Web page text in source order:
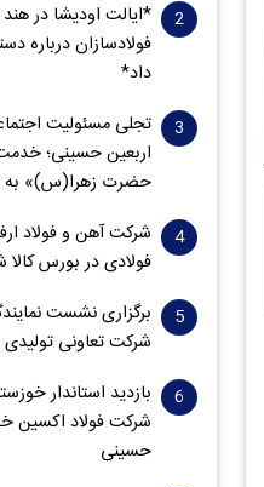
*ایالت اودیشا در
فولادسازان درباره
داد*
تجلی مسئولیت
اربعین حسینی؛
حضرت زهرا(س)» به
شرکت آهن و فولاد
فولادی در بورس کالا
برگزاری نشست
شرکت تعاونی تولیدی
بازدید استاندار
شرکت فولاد اکسین
حسینی